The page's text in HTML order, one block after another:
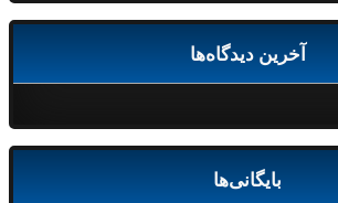
آخرین دیدگاه‌ها
بایگانی‌ها